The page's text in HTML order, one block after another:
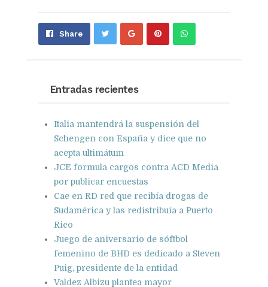
Share Share Pin Send
Entradas recientes
Italia mantendrá la suspensión del
Schengen con España y dice que no
acepta ultimátum
JCE formula cargos contra ACD Media
por publicar encuestas
Cae en RD red que recibía drogas de
Sudamérica y las redistribuía a Puerto
Rico
Juego de aniversario de sóftbol
femenino de BHD es dedicado a Steven
Puig, presidente de la entidad
Valdez Albizu plantea mayor